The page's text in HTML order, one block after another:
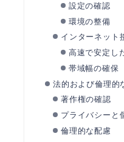
設定の確認
環境の整備
インターネット
高速で安定し
帯域幅の確保
法的および倫理的
著作権の確認
プライバシーと
倫理的な配慮